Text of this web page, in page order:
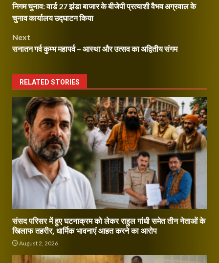
Reading
navigation
निगम चुनाव: वार्ड 27 झंडा बाजार के बीजेपी प्रत्याशी वैभव अग्रवाल के
चुनाव कार्यालय उद्घाटन किया
Next
सनातन गर्व कुम्भ महापर्व – आस्था और उत्सव का अद्वितीय संगम
RELATED STORIES
संसद परिसर में हुए घटनाक्रम को लेकर राहुल गांधी समेत तीन नेताओं के
खिलाफ तहरीर, धार्मिक भावनाएं आहत करने का आरोप
August 2, 2026